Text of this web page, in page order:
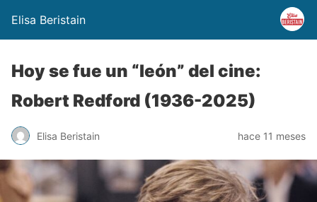
Elisa Beristain
Hoy se fue un “león” del cine:
Robert Redford (1936-2025)
Elisa Beristain hace 11 meses